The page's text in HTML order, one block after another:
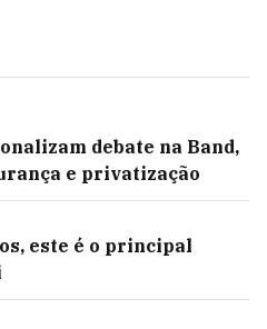
debate na Band,
e privatização
este é o principal